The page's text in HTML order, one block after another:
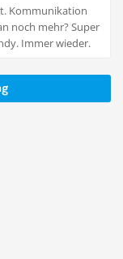
Kommunikation
noch mehr? Super
Immer wieder.